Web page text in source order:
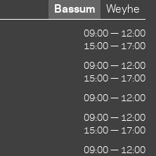
Weyhe
Bassum
09:00 — 12:00
15:00 — 17:00
09:00 — 12:00
15:00 — 17:00
09:00 — 12:00
09:00 — 12:00
15:00 — 17:00
09:00 — 12:00